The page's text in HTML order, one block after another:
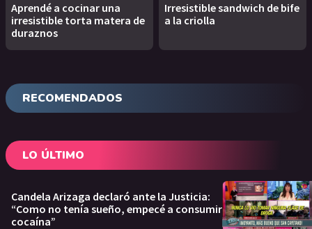
Aprendé a cocinar una
irresistible torta matera de
duraznos
Irresistible sandwich de bife
a la criolla
RECOMENDADOS
LO ÚLTIMO
Candela Arizaga declaró ante la Justicia:
“Como no tenía sueño, empecé a consumir
cocaína”